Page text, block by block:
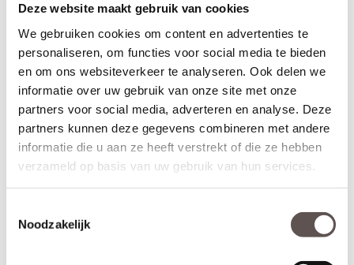
Deze website maakt gebruik van cookies
We gebruiken cookies om content en advertenties te
personaliseren, om functies voor social media te bieden
en om ons websiteverkeer te analyseren. Ook delen we
informatie over uw gebruik van onze site met onze
partners voor social media, adverteren en analyse. Deze
partners kunnen deze gegevens combineren met andere
informatie die u aan ze heeft verstrekt of die ze hebben
verzameld op basis van uw gebruik van hun services.
Noodzakelijk
60 mm in te korten.
De garantie van 10 jaar blijft van kracht binnen deze aangegeven
marges.
Afwerken van Skantrae SKS 231 Crepie deuren
Deze sterke MDF-deuren zijn rondom voorbehandeld met een
witte grondverf. Licht opschuren, plamuren, ontvetten en
tweemaal aflakken is het advies voor het mooiste eindresultaat.
Thuisbezorgd in slechts 5 werkdagen